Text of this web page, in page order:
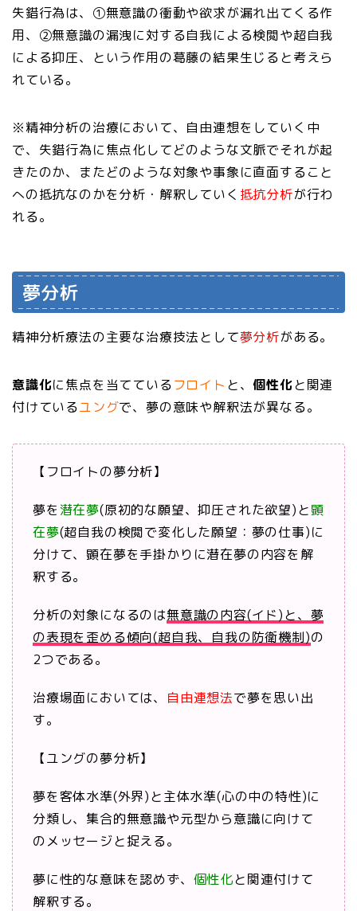
失錯行為は、①無意識の衝動や欲求が漏れ出てくる作
用、②無意識の漏洩に対する自我による検閲や超自我
による抑圧、という作用の葛藤の結果生じると考えら
れている。
※精神分析の治療において、自由連想をしていく中
で、失錯行為に焦点化してどのような文脈でそれが起
きたのか、またどのような対象や事象に直面すること
への抵抗なのかを分析・解釈していく 抵抗分析が行わ
れる。
夢分析
精神分析療法の主要な治療技法として夢分析がある。
意識化に焦点を当てているフロイト と、個性化と関連
付けているユングで、夢の意味や解釈法が異なる。
【フロイトの夢分析】
夢を潜在夢(原初的な願望、抑圧された欲望)と顕
在夢(超自我の検閲で変化した願望：夢の仕事)に
分けて、顕在夢を手掛かりに潜在夢の内容を解
釈する。
分析の対象になるのは無意識の内容(イド)と、夢
の表現を歪める傾向(超自我、自我の防衛機制)の
2つである。
治療場面においては、 自由連想法で夢を思い出
す。
【ユングの夢分析】
夢を客体水準(外界)と主体水準(心の中の特性)に
分類し、集合的無意識や元型から意識に向けて
のメッセージと捉える。
夢に性的な意味を認めず、 個性化と関連付けて
解釈する。